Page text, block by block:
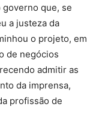
que, se
a justeza da
o projeto, em
de negócios
admitir as
da imprensa,
profissão de